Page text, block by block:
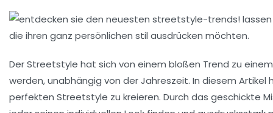
DerStreetstyle hat sich von einem bloßen Trend zu
werden, unabhängig von der Jahreszeit. In diesem
perfekten Streetstyle zu kreieren. Durch das geschickte